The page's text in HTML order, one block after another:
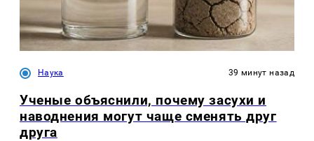
Наука 39 минут назад
Ученые объяснили, почему засухи и
наводнения могут чаще сменять друг
друга